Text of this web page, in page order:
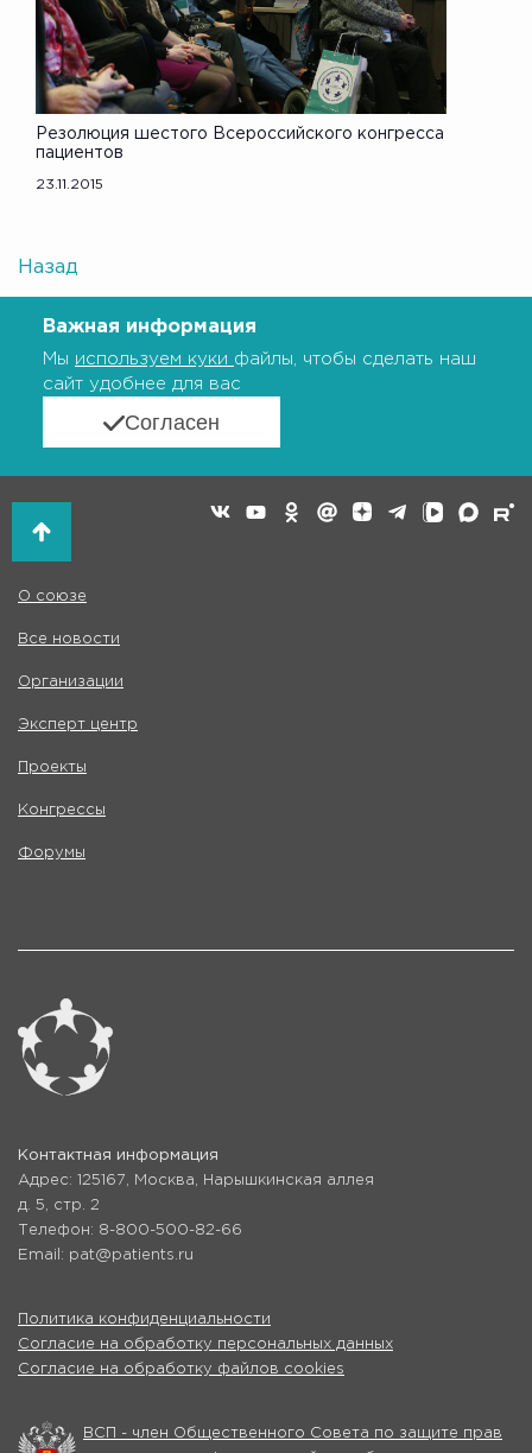
Резолюция шестого Всероссийского конгресса
пациентов
23.11.2015
Назад
Важная информация
Мы используем куки файлы, чтобы сделать наш
сайт удобнее для вас
Согласен
О союзе
Все новости
Организации
Эксперт центр
Проекты
Конгрессы
Форумы
Контактная информация
Адрес: 125167, Москва, Нарышкинская аллея
д. 5, стр. 2
Телефон: 8-800-500-82-66
Email: pat@patients.ru
Политика конфиденциальности
Согласие на обработку персональных данных
Согласие на обработку файлов cookies
ВСП - член Общественного Совета по защите прав